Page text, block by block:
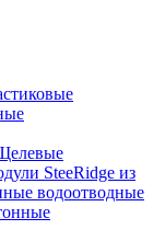
SteeRidge из
водоотводные